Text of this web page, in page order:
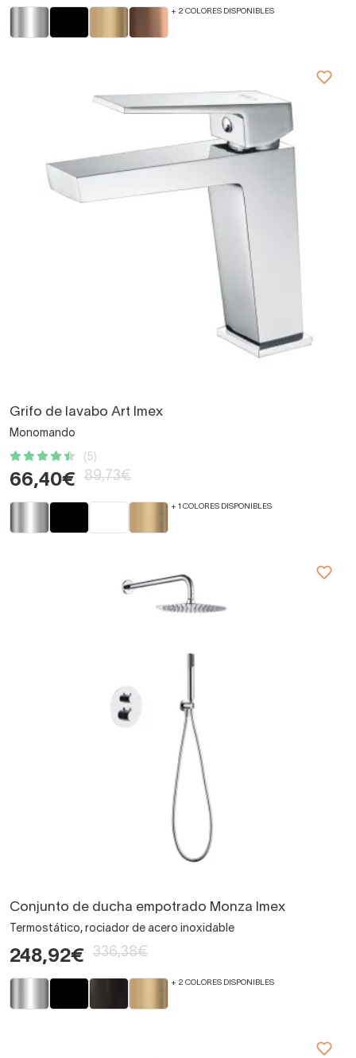
+ 2 COLORES DISPONIBLES
Grifo de lavabo Art Imex
Monomando
(5)
66,40€ 89,73€
+ 1 COLORES DISPONIBLES
Conjunto de ducha empotrado Monza Imex
Termostático, rociador de acero inoxidable
248,92€ 336,38€
+ 2 COLORES DISPONIBLES